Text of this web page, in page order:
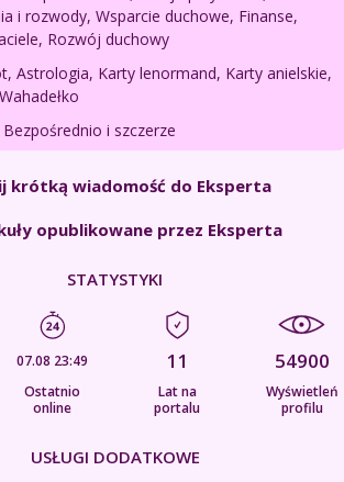
i rozwody, Wsparcie duchowe, Finanse,
Rozwój duchowy
Astrologia, Karty lenormand, Karty anielskie,
Bezpośrednio i szczerze
krótką wiadomość do Eksperta
opublikowane przez Eksperta
STATYSTYKI
07.08 23:49
Ostatnio
online
11
Lat na
portalu
54900
Wyświetleń
profilu
USŁUGI DODATKOWE